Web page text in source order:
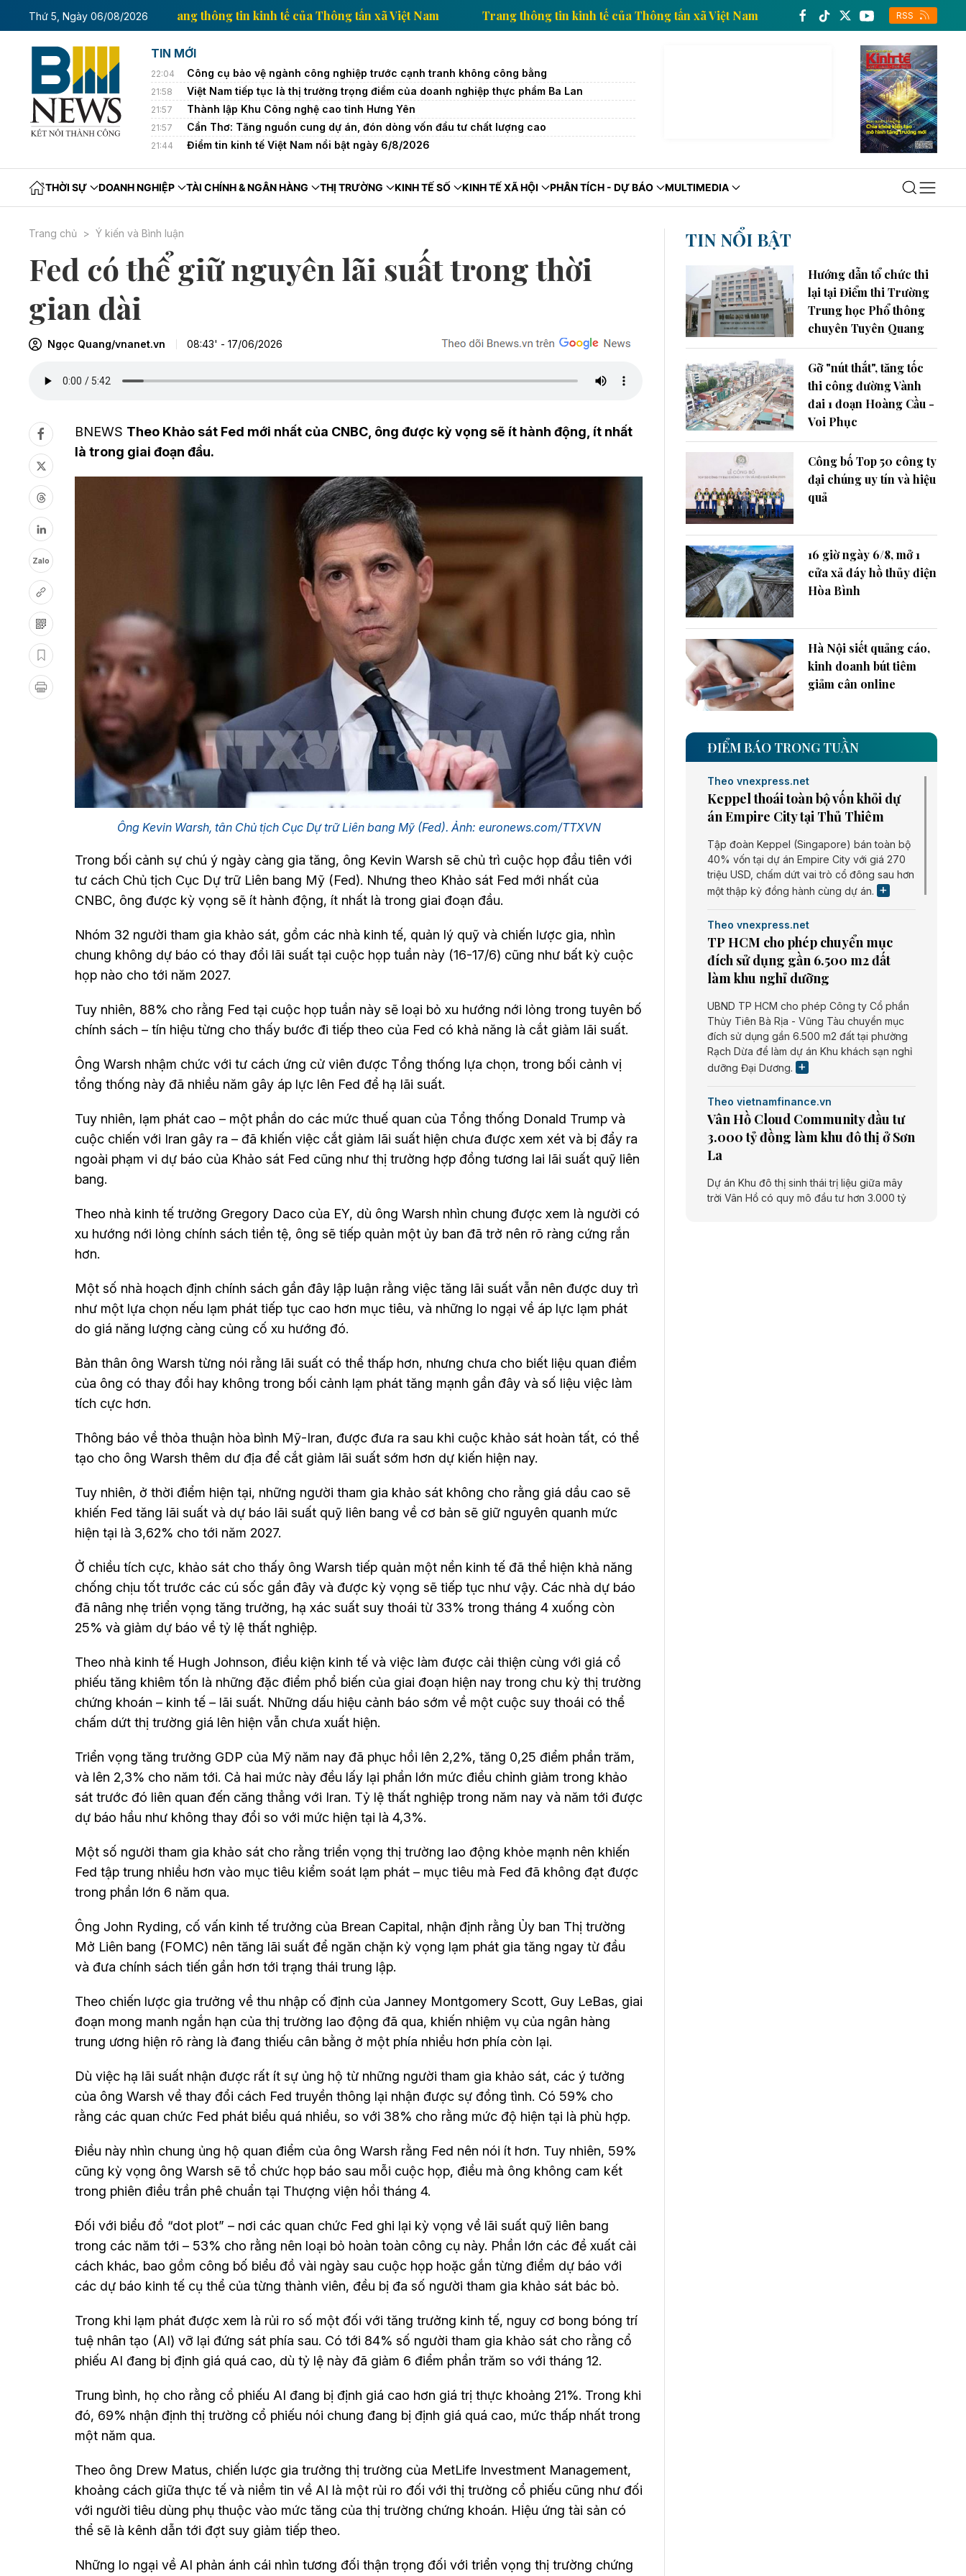
Thứ 5, Ngày 06/08/2026
của Thông tấn xã Việt Nam Trang thông tin kinh tế của Thông tấn xã Việt Nam Trang thông tin kinh tế của Thông tấn xã Việt Nam Trang thông tin
RSS
TIN MỚI
22:04 Công cụ bảo vệ ngành công nghiệp trước cạnh tranh không công bằng
21:58 Việt Nam tiếp tục là thị trường trọng điểm của doanh nghiệp thực phẩm Ba Lan
21:57 Thành lập Khu Công nghệ cao tỉnh Hưng Yên
21:57 Cần Thơ: Tăng nguồn cung dự án, đón dòng vốn đầu tư chất lượng cao
21:44 Điểm tin kinh tế Việt Nam nổi bật ngày 6/8/2026
THỜI SỰ DOANH NGHIỆP TÀI CHÍNH & NGÂN HÀNG THỊ TRƯỜNG KINH TẾ SỐ KINH TẾ XÃ HỘI PHÂN TÍCH - DỰ BÁO MULTIMEDIA
Trang chủ Ý kiến và Bình luận
Fed có thể giữ nguyên lãi suất trong thời
gian dài
Ngọc Quang/vnanet.vn 08:43' - 17/06/2026
Zalo
BNEWS Theo Khảo sát Fed mới nhất của CNBC, ông được kỳ vọng sẽ ít hành động, ít nhất
là trong giai đoạn đầu.
Ông Kevin Warsh, tân Chủ tịch Cục Dự trữ Liên bang Mỹ (Fed). Ảnh: euronews.com/TTXVN
Trong bối cảnh sự chú ý ngày càng gia tăng, ông Kevin Warsh sẽ chủ trì cuộc họp đầu tiên với
tư cách Chủ tịch Cục Dự trữ Liên bang Mỹ (Fed). Nhưng theo Khảo sát Fed mới nhất của
CNBC, ông được kỳ vọng sẽ ít hành động, ít nhất là trong giai đoạn đầu.
Nhóm 32 người tham gia khảo sát, gồm các nhà kinh tế, quản lý quỹ và chiến lược gia, nhìn
chung không dự báo có thay đổi lãi suất tại cuộc họp tuần này (16-17/6) cũng như bất kỳ cuộc
họp nào cho tới năm 2027.
Tuy nhiên, 88% cho rằng Fed tại cuộc họp tuần này sẽ loại bỏ xu hướng nới lỏng trong tuyên bố
chính sách – tín hiệu từng cho thấy bước đi tiếp theo của Fed có khả năng là cắt giảm lãi suất.
Ông Warsh nhậm chức với tư cách ứng cử viên được Tổng thống lựa chọn, trong bối cảnh vị
tổng thống này đã nhiều năm gây áp lực lên Fed để hạ lãi suất.
Tuy nhiên, lạm phát cao – một phần do các mức thuế quan của Tổng thống Donald Trump và
cuộc chiến với Iran gây ra – đã khiến việc cắt giảm lãi suất hiện chưa được xem xét và bị đẩy ra
ngoài phạm vi dự báo của Khảo sát Fed cũng như thị trường hợp đồng tương lai lãi suất quỹ liên
bang.
Theo nhà kinh tế trưởng Gregory Daco của EY, dù ông Warsh nhìn chung được xem là người có
xu hướng nới lỏng chính sách tiền tệ, ông sẽ tiếp quản một ủy ban đã trở nên rõ ràng cứng rắn
hơn.
Một số nhà hoạch định chính sách gần đây lập luận rằng việc tăng lãi suất vẫn nên được duy trì
như một lựa chọn nếu lạm phát tiếp tục cao hơn mục tiêu, và những lo ngại về áp lực lạm phát
do giá năng lượng càng củng cố xu hướng đó.
Bản thân ông Warsh từng nói rằng lãi suất có thể thấp hơn, nhưng chưa cho biết liệu quan điểm
của ông có thay đổi hay không trong bối cảnh lạm phát tăng mạnh gần đây và số liệu việc làm
tích cực hơn.
Thông báo về thỏa thuận hòa bình Mỹ-Iran, được đưa ra sau khi cuộc khảo sát hoàn tất, có thể
tạo cho ông Warsh thêm dư địa để cắt giảm lãi suất sớm hơn dự kiến hiện nay.
Tuy nhiên, ở thời điểm hiện tại, những người tham gia khảo sát không cho rằng giá dầu cao sẽ
khiến Fed tăng lãi suất và dự báo lãi suất quỹ liên bang về cơ bản sẽ giữ nguyên quanh mức
hiện tại là 3,62% cho tới năm 2027.
Ở chiều tích cực, khảo sát cho thấy ông Warsh tiếp quản một nền kinh tế đã thể hiện khả năng
chống chịu tốt trước các cú sốc gần đây và được kỳ vọng sẽ tiếp tục như vậy. Các nhà dự báo
đã nâng nhẹ triển vọng tăng trưởng, hạ xác suất suy thoái từ 33% trong tháng 4 xuống còn
25% và giảm dự báo về tỷ lệ thất nghiệp.
Theo nhà kinh tế Hugh Johnson, điều kiện kinh tế và việc làm được cải thiện cùng với giá cổ
phiếu tăng khiêm tốn là những đặc điểm phổ biến của giai đoạn hiện nay trong chu kỳ thị trường
chứng khoán – kinh tế – lãi suất. Những dấu hiệu cảnh báo sớm về một cuộc suy thoái có thể
chấm dứt thị trường giá lên hiện vẫn chưa xuất hiện.
Triển vọng tăng trưởng GDP của Mỹ năm nay đã phục hồi lên 2,2%, tăng 0,25 điểm phần trăm,
và lên 2,3% cho năm tới. Cả hai mức này đều lấy lại phần lớn mức điều chỉnh giảm trong khảo
sát trước đó liên quan đến căng thẳng với Iran. Tỷ lệ thất nghiệp trong năm nay và năm tới được
dự báo hầu như không thay đổi so với mức hiện tại là 4,3%.
Một số người tham gia khảo sát cho rằng triển vọng thị trường lao động khỏe mạnh nên khiến
Fed tập trung nhiều hơn vào mục tiêu kiểm soát lạm phát – mục tiêu mà Fed đã không đạt được
trong phần lớn 6 năm qua.
Ông John Ryding, cố vấn kinh tế trưởng của Brean Capital, nhận định rằng Ủy ban Thị trường
Mở Liên bang (FOMC) nên tăng lãi suất để ngăn chặn kỳ vọng lạm phát gia tăng ngay từ đầu
và đưa chính sách tiến gần hơn tới trạng thái trung lập.
Theo chiến lược gia trưởng về thu nhập cố định của Janney Montgomery Scott, Guy LeBas, giai
đoạn mong manh ngắn hạn của thị trường lao động đã qua, khiến nhiệm vụ của ngân hàng
trung ương hiện rõ ràng là đang thiếu cân bằng ở một phía nhiều hơn phía còn lại.
Dù việc hạ lãi suất nhận được rất ít sự ủng hộ từ những người tham gia khảo sát, các ý tưởng
của ông Warsh về thay đổi cách Fed truyền thông lại nhận được sự đồng tình. Có 59% cho
rằng các quan chức Fed phát biểu quá nhiều, so với 38% cho rằng mức độ hiện tại là phù hợp.
Điều này nhìn chung ủng hộ quan điểm của ông Warsh rằng Fed nên nói ít hơn. Tuy nhiên, 59%
cũng kỳ vọng ông Warsh sẽ tổ chức họp báo sau mỗi cuộc họp, điều mà ông không cam kết
trong phiên điều trần phê chuẩn tại Thượng viện hồi tháng 4.
Đối với biểu đồ “dot plot” – nơi các quan chức Fed ghi lại kỳ vọng về lãi suất quỹ liên bang
trong các năm tới – 53% cho rằng nên loại bỏ hoàn toàn công cụ này. Phần lớn các đề xuất cải
cách khác, bao gồm công bố biểu đồ vài ngày sau cuộc họp hoặc gắn từng điểm dự báo với
các dự báo kinh tế cụ thể của từng thành viên, đều bị đa số người tham gia khảo sát bác bỏ.
Trong khi lạm phát được xem là rủi ro số một đối với tăng trưởng kinh tế, nguy cơ bong bóng trí
tuệ nhân tạo (AI) vỡ lại đứng sát phía sau. Có tới 84% số người tham gia khảo sát cho rằng cổ
phiếu AI đang bị định giá quá cao, dù tỷ lệ này đã giảm 6 điểm phần trăm so với tháng 12.
Trung bình, họ cho rằng cổ phiếu AI đang bị định giá cao hơn giá trị thực khoảng 21%. Trong khi
đó, 69% nhận định thị trường cổ phiếu nói chung đang bị định giá quá cao, mức thấp nhất trong
một năm qua.
Theo ông Drew Matus, chiến lược gia trưởng thị trường của MetLife Investment Management,
khoảng cách giữa thực tế và niềm tin về AI là một rủi ro đối với thị trường cổ phiếu cũng như đối
với người tiêu dùng phụ thuộc vào mức tăng của thị trường chứng khoán. Hiệu ứng tài sản có
thể sẽ là kênh dẫn tới đợt suy giảm tiếp theo.
Những lo ngại về AI phản ánh cái nhìn tương đối thận trọng đối với triển vọng thị trường chứng
TIN NỔI BẬT
Hướng dẫn tổ chức thi
lại tại Điểm thi Trường
Trung học Phổ thông
chuyên Tuyên Quang
Gỡ "nút thắt", tăng tốc
thi công đường Vành
đai 1 đoạn Hoàng Cầu -
Voi Phục
Công bố Top 50 công ty
đại chúng uy tín và hiệu
quả
16 giờ ngày 6/8, mở 1
cửa xả đáy hồ thủy điện
Hòa Bình
Hà Nội siết quảng cáo,
kinh doanh bút tiêm
giảm cân online
ĐIỂM BÁO TRONG TUẦN
Theo vnexpress.net
Keppel thoái toàn bộ vốn khỏi dự
án Empire City tại Thủ Thiêm
Tập đoàn Keppel (Singapore) bán toàn bộ
40% vốn tại dự án Empire City với giá 270
triệu USD, chấm dứt vai trò cổ đông sau hơn
một thập kỷ đồng hành cùng dự án.
Theo vnexpress.net
TP HCM cho phép chuyển mục
đích sử dụng gần 6.500 m2 đất
làm khu nghỉ dưỡng
UBND TP HCM cho phép Công ty Cổ phần
Thủy Tiên Bà Rịa - Vũng Tàu chuyển mục
đích sử dụng gần 6.500 m2 đất tại phường
Rạch Dừa để làm dự án Khu khách sạn nghỉ
dưỡng Đại Dương.
Theo vietnamfinance.vn
Vân Hồ Cloud Community đầu tư
3.000 tỷ đồng làm khu đô thị ở Sơn
La
Dự án Khu đô thị sinh thái trị liệu giữa mây
trời Vân Hồ có quy mô đầu tư hơn 3.000 tỷ